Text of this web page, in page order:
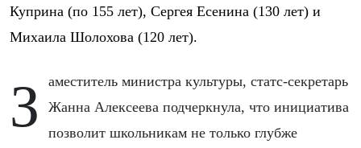
Куприна (по 155 лет), Сергея Есенина (130 лет) и
Михаила Шолохова (120 лет).
Заместитель министра культуры, статс-секретарь
Жанна Алексеева подчеркнула, что инициатива
позволит школьникам не только глубже